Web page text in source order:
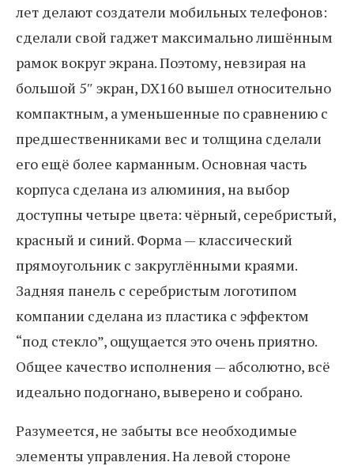
лет делают создатели мобильных телефонов:
сделали свой гаджет максимально лишённым
рамок вокруг экрана. Поэтому, невзирая на
большой 5″ экран, DX160 вышел относительно
компактным, а уменьшенные по сравнению с
предшественниками вес и толщина сделали
его ещё более карманным. Основная часть
корпуса сделана из алюминия, на выбор
доступны четыре цвета: чёрный, серебристый,
красный и синий. Форма — классический
прямоугольник с закруглёнными краями.
Задняя панель с серебристым логотипом
компании сделана из пластика с эффектом
“под стекло”, ощущается это очень приятно.
Общее качество исполнения — абсолютно, всё
идеально подогнано, выверено и собрано.
Разумеется, не забыты все необходимые
элементы управления. На левой стороне